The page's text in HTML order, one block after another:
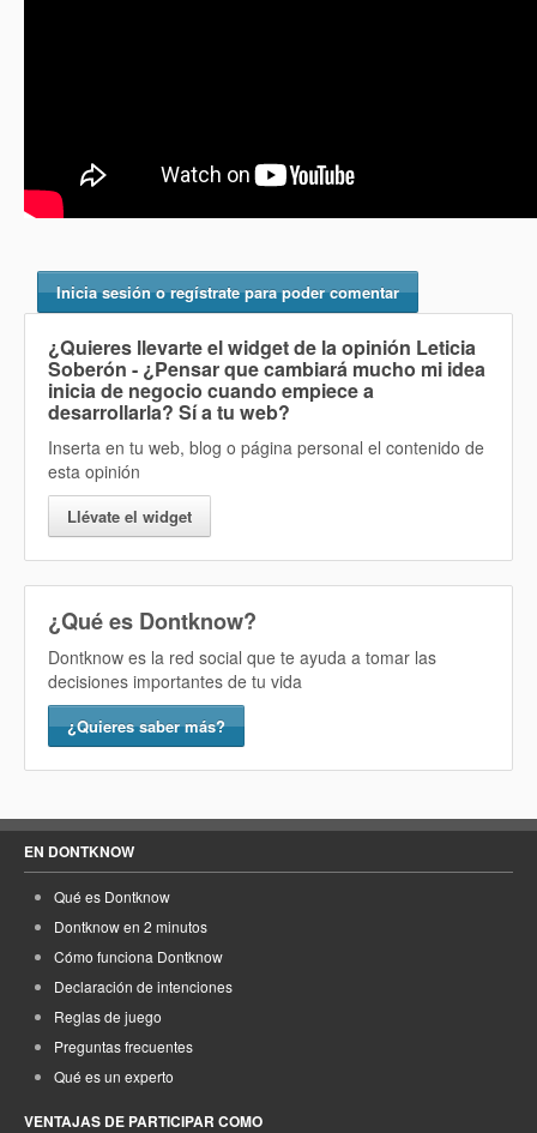
Inicia sesión o regístrate para poder comentar
¿Quieres llevarte el widget de la opinión Leticia
Soberón - ¿Pensar que cambiará mucho mi idea
inicia de negocio cuando empiece a
desarrollarla? Sía tu web?
Inserta en tu web, blog o página personal el contenido de
esta opinión
Llévate el widget
¿Qué es Dontknow?
Dontknow es la red social que te ayuda a tomar las
decisiones importantes de tu vida
¿Quieres saber más?
EN DONTKNOW
Qué es Dontknow
Dontknow en 2 minutos
Cómo funciona Dontknow
Declaración de intenciones
Reglas de juego
Preguntas frecuentes
Qué es un experto
VENTAJAS DE PARTICIPAR COMO